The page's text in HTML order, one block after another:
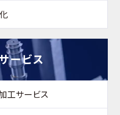
ービス
工サービス